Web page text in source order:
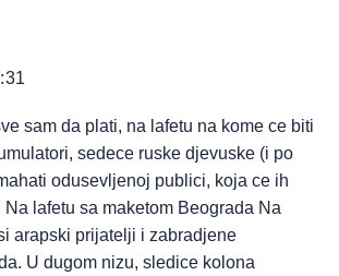
sam da plati, na lafetu na kome ce biti
sedece ruske djevuske (i po
odusevljenoj publici, koja ce ih
lafetu sa maketom Beograda Na
arapski prijatelji i zabradjene
U dugom nizu, sledice kolona